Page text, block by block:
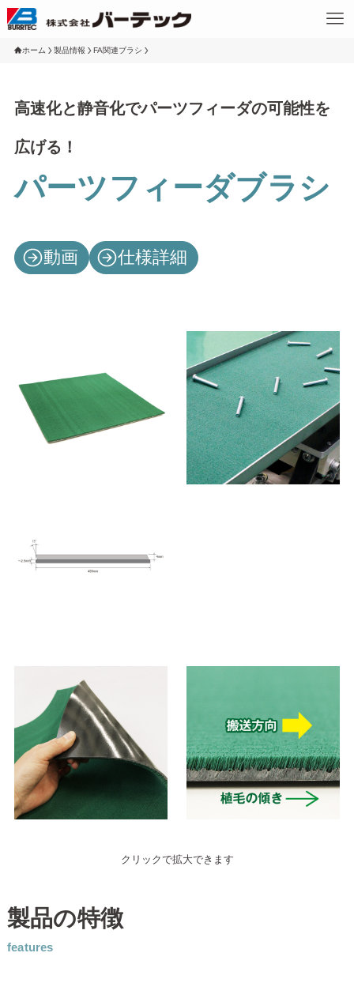
ホーム 製品情報 FA関連ブラシ
高速化と静音化でパーツフィーダの可能性を
広げる！
パーツフィーダブラシ
動画 仕様詳細
クリックで拡大できます
製品の特徴
features